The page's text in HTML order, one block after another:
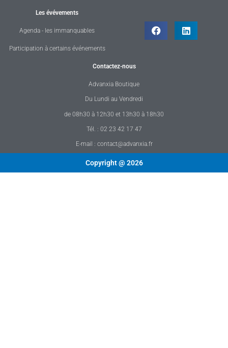
Les évévements
Agenda - les immanquables
Participation à certains événements
Contactez-nous
Advanxia Boutique
Du Lundi au Vendredi
de 08h30 à 12h30 et 13h30 à 18h30
Tél. : 02 23 42 17 47
E-mail : contact@advanxia.fr
Copyright @ 2026